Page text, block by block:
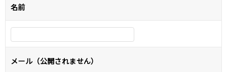
ー
シ
ョ
ン
名前
メール（公開されません）